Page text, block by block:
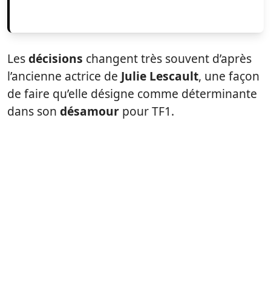
Lesdécisions changent très souvent d’après
l’ancienne actrice de Julie Lescault, une façon
de faire qu’elle désigne comme déterminante
dans son désamour pour TF1.